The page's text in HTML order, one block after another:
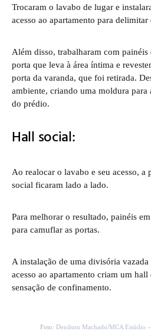
Trocaram o lavabo de lugar e
acesso ao apartamento para
Além disso, trabalharam com painéis
porta que leva à área íntima e
porta da varanda, que foi retirada.
ambiente, criando uma moldura
do prédio.
Hall social:
Ao realocar o lavabo e seu acesso, a
social ficaram lado a lado.
Para melhorar o resultado, painéis
para camuflar as portas.
A instalação de uma divisória
acesso ao apartamento criam um hall
sensação de confinamento.
Foto: Denilson Machado/MCA Estúdio